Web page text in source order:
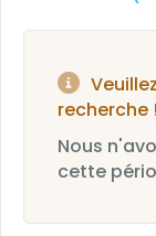
recherche !
Nous
cette